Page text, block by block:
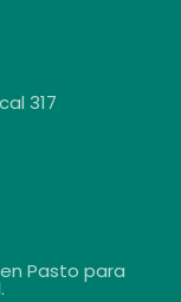
317
Pasto para